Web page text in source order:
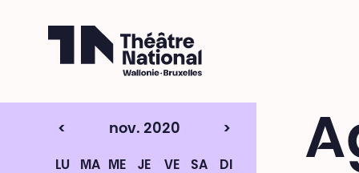
< nov. 2020 >
LU MA ME JE VE SA DI